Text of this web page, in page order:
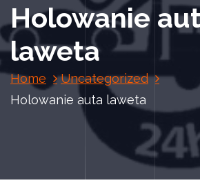
Holowanie
laweta
Home
Uncategorized
Holowanie auta laweta